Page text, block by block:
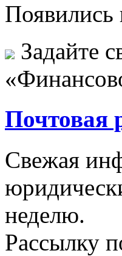
Появились
Задайте
Почтовая
Свежая
неделю.
Рассылку